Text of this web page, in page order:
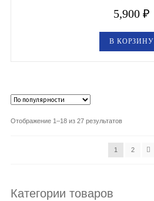
5,900 ₽
В КОРЗИНУ
Отображение 1–18 из 27 результатов
1 2
Категории товаров